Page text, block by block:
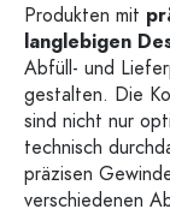
Produkten mit
langlebigen
Abfüll- und
gestalten. Die
sind nicht nur
technisch
präzisen
verschiedenen